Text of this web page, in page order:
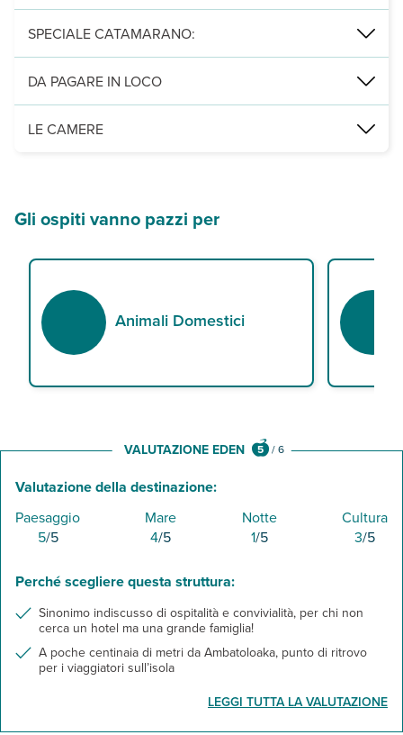
colazione a buffet presso Villa Valiha
pranzo e cena a buffet presso Villa Valiha con acqua e un
consumo illimitato di acqua, succhi, tè e caffè americano al
tea time con biscotti e tisane presso Villa Valiha (h. 16-18)
SPECIALE CATAMARANO:
14 metri di comfort totale, il Seaducer è dotato di 4 cabine,
DA PAGARE IN LOCO
Tassa turistica di 2 € a notte a camera, da regolare al momento
LE CAMERE
Gli ospiti vanno pazzi per
Animali Domestici
VALUTAZIONE EDEN 5 /6
Valutazione della destinazione:
Paesaggio
5/5
Mare
4/5
Notte
1/5
Cultura
3/5
Perché scegliere questa struttura:
Sinonimo indiscusso di ospitalità e convivialità, per chi non
cerca un hotel ma una grande famiglia!
A poche centinaia di metri da Ambatoloaka, punto di ritrovo
per i viaggiatori sull’isola
LEGGI TUTTA LA VALUTAZIONE